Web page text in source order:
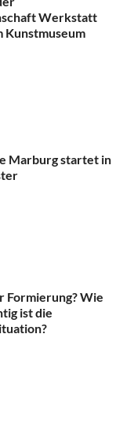
Werkstatt
Kunstmuseum
Marburg startet in
Formierung? Wie
ist die